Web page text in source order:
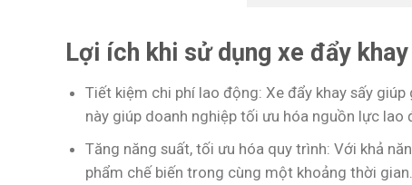
Lợi ích khi sử dụng xe đẩy
Tiết kiệm chi phí lao động: Xe đẩy khay sấy
này giúp doanh nghiệp tối ưu hóa nguồn lực
Tăng năng suất, tối ưu hóa quy trình: Với khả
phẩm chế biến trong cùng một khoảng thời